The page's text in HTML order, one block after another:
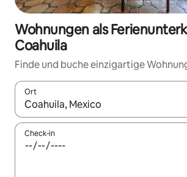
Wohnungen als
Coahuila
Finde und buche einzigartige
Ort
Wenn Ergebnisse verfügbar sind,
Check-in